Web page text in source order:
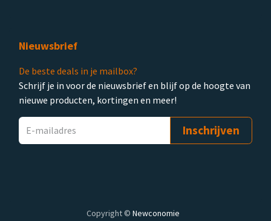
Nieuwsbrief
De beste deals in je mailbox?
Schrijf je in voor de nieuwsbrief en blijf op de hoogte van
nieuwe producten, kortingen en meer!
Inschrijven
Copyright © Newconomie